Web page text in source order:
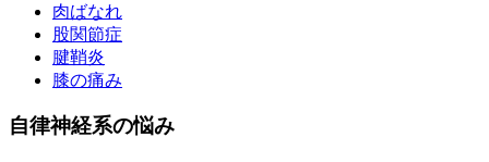
肉ばなれ
股関節症
腱鞘炎
膝の痛み
自律神経系の悩み